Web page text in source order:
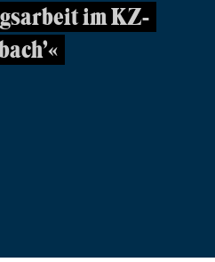
im KZ-